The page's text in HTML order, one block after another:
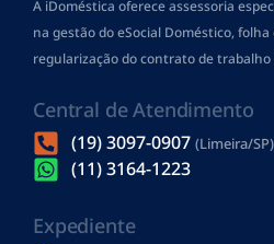
A iDoméstica oferece assessoria
na gestão do eSocial Doméstico,
regularização do contrato de
Central de Atendimento
(19) 3097-0907 (Limeira/SP)
(11) 3164-1223
Expediente